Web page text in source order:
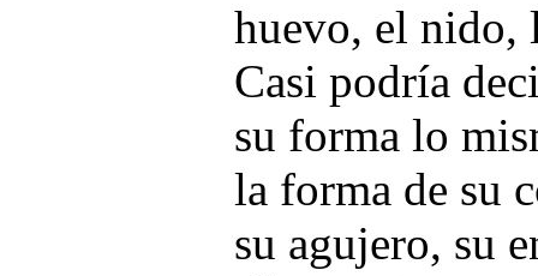
huevo, el nido,
Casi podría
su forma lo
la forma de su
su agujero, su